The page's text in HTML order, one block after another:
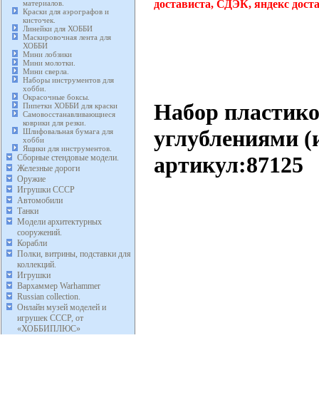
материалов.
Краски для аэрографов и
кисточек.
Линейки для ХОББИ
Маскировочная лента для
ХОББИ
Мини лобзики
Мини молотки.
Мини сверла.
Наборы инструментов для
хобби.
Окрасочные боксы.
Пипетки ХОББИ для краски
Самовосстанавливающиеся
коврики для резки.
Шлифовальная бумага для
хобби
Ящики для инструментов.
Сборные стендовые модели.
Железные дороги
Оружие
Игрушки СССР
Автомобили
Танки
Модели архитектурных
сооружений.
Корабли
Полки, витрины, подставки для
коллекций.
Игрушки
Вархаммер Warhammer
Russian collection.
Онлайн музей моделей и
игрушек СССР, от
«ХОББИПЛЮС»
достависта, СДЭК, яндекс
Набор
углублениями
артикул:87125